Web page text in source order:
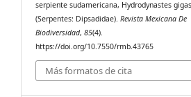
serpiente sudamericana, Hydrodynastes gigas
(Serpentes: Dipsadidae).Revista Mexicana De
Biodiversidad,85(4).
https://doi.org/10.7550/rmb.43765
Más formatos de cita